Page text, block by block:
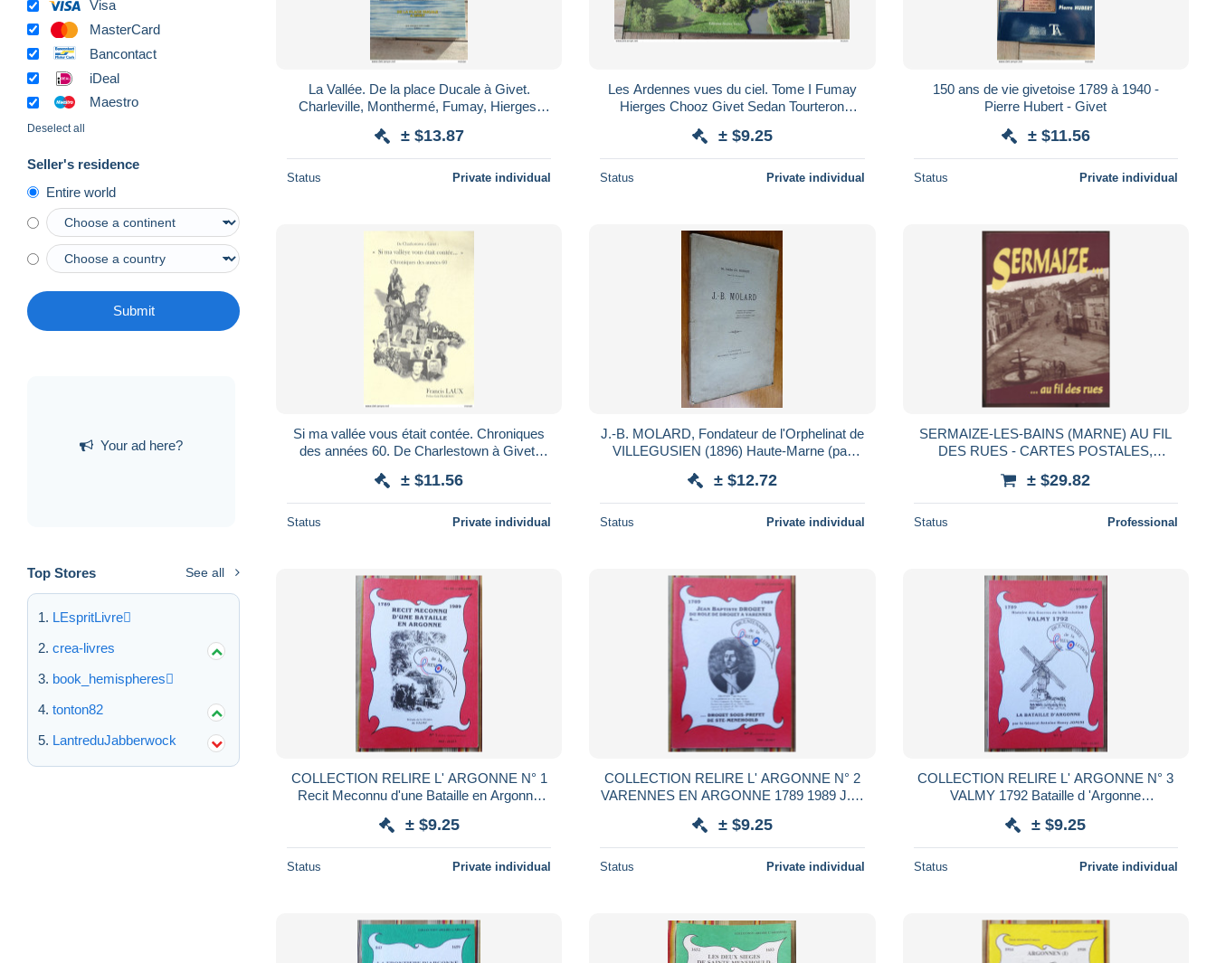
Visa
MasterCard
Bancontact
iDeal
Maestro
Deselect all
Seller's residence
Entire world
Submit
Your ad here?
Top Stores See all
LEspritLivre
crea-livres
book_hemispheres
tonton82
LantreduJabberwock
La Vallée. De la place Ducale à Givet.
Charleville, Monthermé, Fumay, Hierges,
± $13.87
Status Private individual
Les Ardennes vues du ciel. Tome I Fumay
Hierges Chooz Givet Sedan Tourteron
± $9.25
Status Private individual
150 ans de vie givetoise 1789 à 1940 -
Pierre Hubert - Givet
± $11.56
Status Private individual
Si ma vallée vous était contée. Chroniques
des années 60. De Charlestown à Givet.
± $11.56
Status Private individual
J.-B. MOLARD, Fondateur de l'Orphelinat de
VILLEGUSIEN (1896) Haute-Marne (par
± $12.72
Status Private individual
SERMAIZE-LES-BAINS (MARNE) AU FIL
DES RUES - CARTES POSTALES,
CULTUREL SERMAIZIE EN 1994
± $29.82
Status Professional
COLLECTION RELIRE L' ARGONNE N° 1
Recit Meconnu d'une Bataille en Argonne
REVOLUTION
± $9.25
Status Private individual
COLLECTION RELIRE L' ARGONNE N° 2
VARENNES EN ARGONNE 1789 1989 J.B.
REVOLUTION
± $9.25
Status Private individual
COLLECTION RELIRE L' ARGONNE N° 3
VALMY 1792 Bataille d 'Argonne
± $9.25
Status Private individual